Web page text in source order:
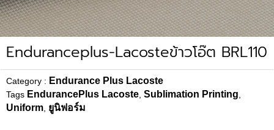
Enduranceplus-Lacosteข้าวโอ๊ต BRL110
Category : Endurance Plus Lacoste
Tags EndurancePlus Lacoste Sublimation Printing
Uniform ยูนิฟอร์ม